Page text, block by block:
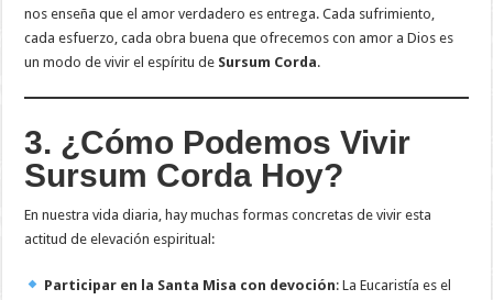
nos enseña que el amor verdadero es entrega. Cada sufrimiento,
cada esfuerzo, cada obra buena que ofrecemos con amor a Dios es
un modo de vivir el espíritu de Sursum Corda.
3. ¿Cómo Podemos Vivir
Sursum Corda Hoy?
En nuestra vida diaria, hay muchas formas concretas de vivir esta
actitud de elevación espiritual:
Participar en la Santa Misa con devoción: La Eucaristía es el